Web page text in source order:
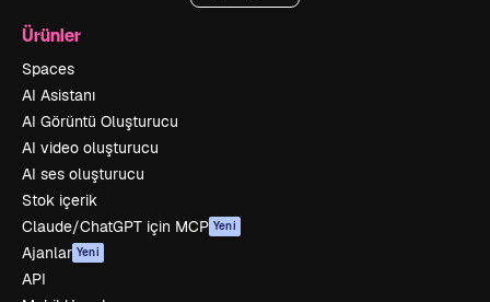
Ürünler
Spaces
AI Asistanı
AI Görüntü Oluşturucu
AI video oluşturucu
AI ses oluşturucu
Stok içerik
Claude/ChatGPT için MCP Yeni
Ajanlar Yeni
API